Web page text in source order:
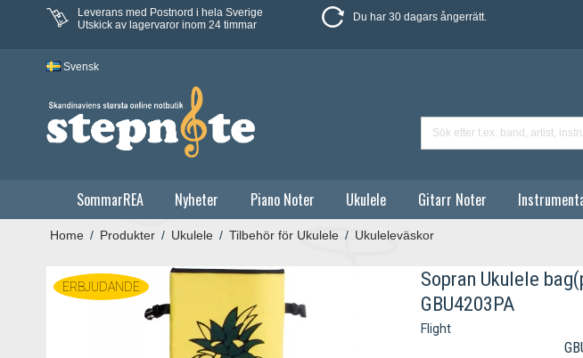
Leverans med Postnord i hela Sverige
Utskick av lagervaror inom 24 timmar
Du har 30 dagars ångerrätt.
Svensk
SommarREA Nyheter Piano Noter Ukulele Gitarr Noter
Home / Produkter / Ukulele / Tilbehör för Ukulele / Ukuleleväskor
ERBJUDANDE
Sopran Ukulele
GBU4203PA
Flight